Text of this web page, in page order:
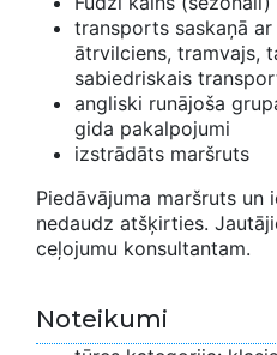
transports saskaņā
ātrvilciens, tramvajs,
sabiedriskais
angliski runājoša
gida pakalpojumi
izstrādāts maršruts
Piedāvājuma maršruts un
nedaudz atšķirties.
ceļojumu konsultantam.
Noteikumi